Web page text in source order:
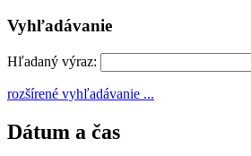
Vyhľadávanie
Hľadaný výraz:
rozšírené vyhľadávanie ...
Dátum a čas